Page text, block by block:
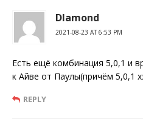
DIamond
2021-08-23 AT 6:53 PM
Есть ещё комбинация 5,0,1 и
к Айве от Паулы(причём 5,0,1
REPLY